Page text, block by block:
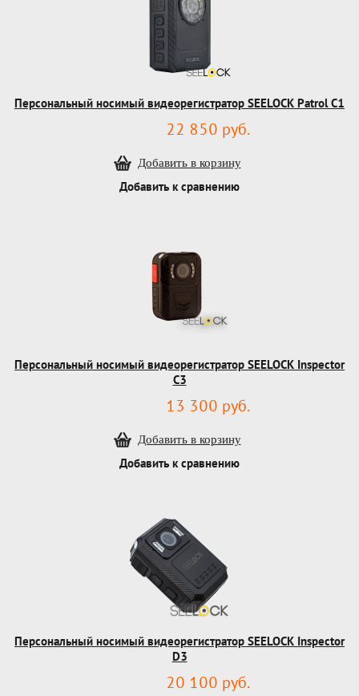
Персональный носимый видеорегистратор SEELOCK Patrol C1
22 850 руб.
Добавить к сравнению
Персональный носимый видеорегистратор SEELOCK Inspector
C3
13 300 руб.
Добавить к сравнению
Персональный носимый видеорегистратор SEELOCK Inspector
D3
20 100 руб.